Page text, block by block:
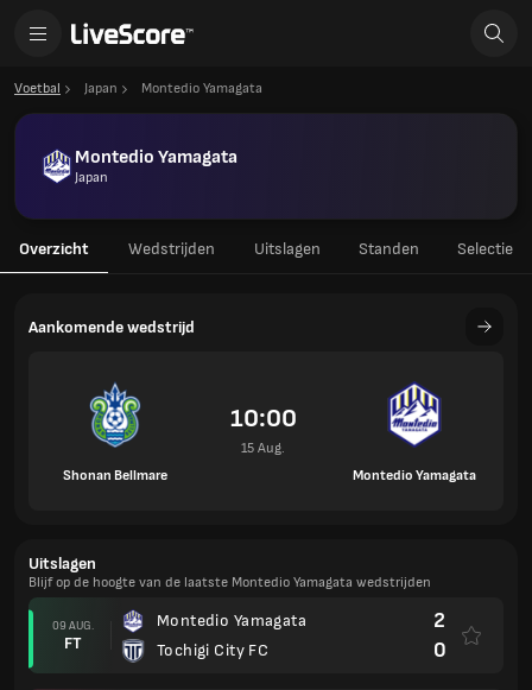
Voetbal Japan Montedio Yamagata
Montedio Yamagata
Japan
Overzicht Wedstrijden Uitslagen Standen Selectie
Aankomende wedstrijd
Shonan Bellmare
10:00
15 Aug.
Montedio Yamagata
Uitslagen
Blijf op de hoogte van de laatste Montedio Yamagata wedstrijden
09 AUG.
FT
Montedio Yamagata
Tochigi City FC
2
0